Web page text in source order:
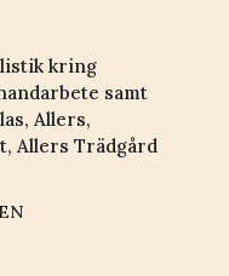
kring
samt
Allers,
Allers Trädgård